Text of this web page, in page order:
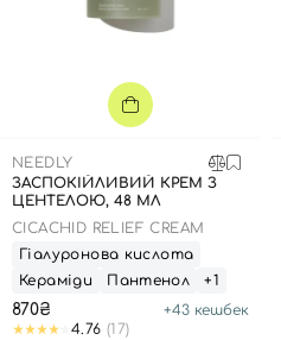
NEEDLY
ЗАСПОКІЙЛИВИЙ КРЕМ З
ЦЕНТЕЛОЮ, 48 МЛ
CICACHID RELIEF CREAM
Гіалуронова кислота
Кераміди
Пантенол +1
870₴ +43 кешбек
4.76 (17)